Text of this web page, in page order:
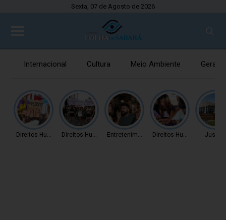
Sexta, 07 de Agosto de 2026
Internacional Cultura Meio Ambiente Gerais
Direitos HumanosDireitos HumanosEntretenimento Direitos Humanos Justiça